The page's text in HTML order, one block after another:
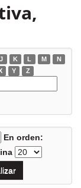
J K L M
N
Y Z
En orden: